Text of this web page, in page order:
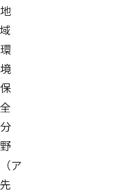
地
域
環
境
保
全
分
野
（ア
先